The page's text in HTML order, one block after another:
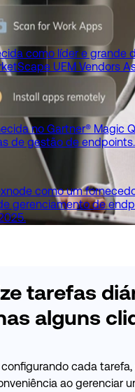
como líder e grande
UEM Vendors
no Gartner® Magic
de gestão de endpoints.
como um
gerenciamento de
tarefas
alguns
cada tarefa,
ao gerenciar